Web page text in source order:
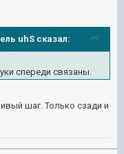
uhS сказал:
спереди связаны.
шаг. Только сзади и